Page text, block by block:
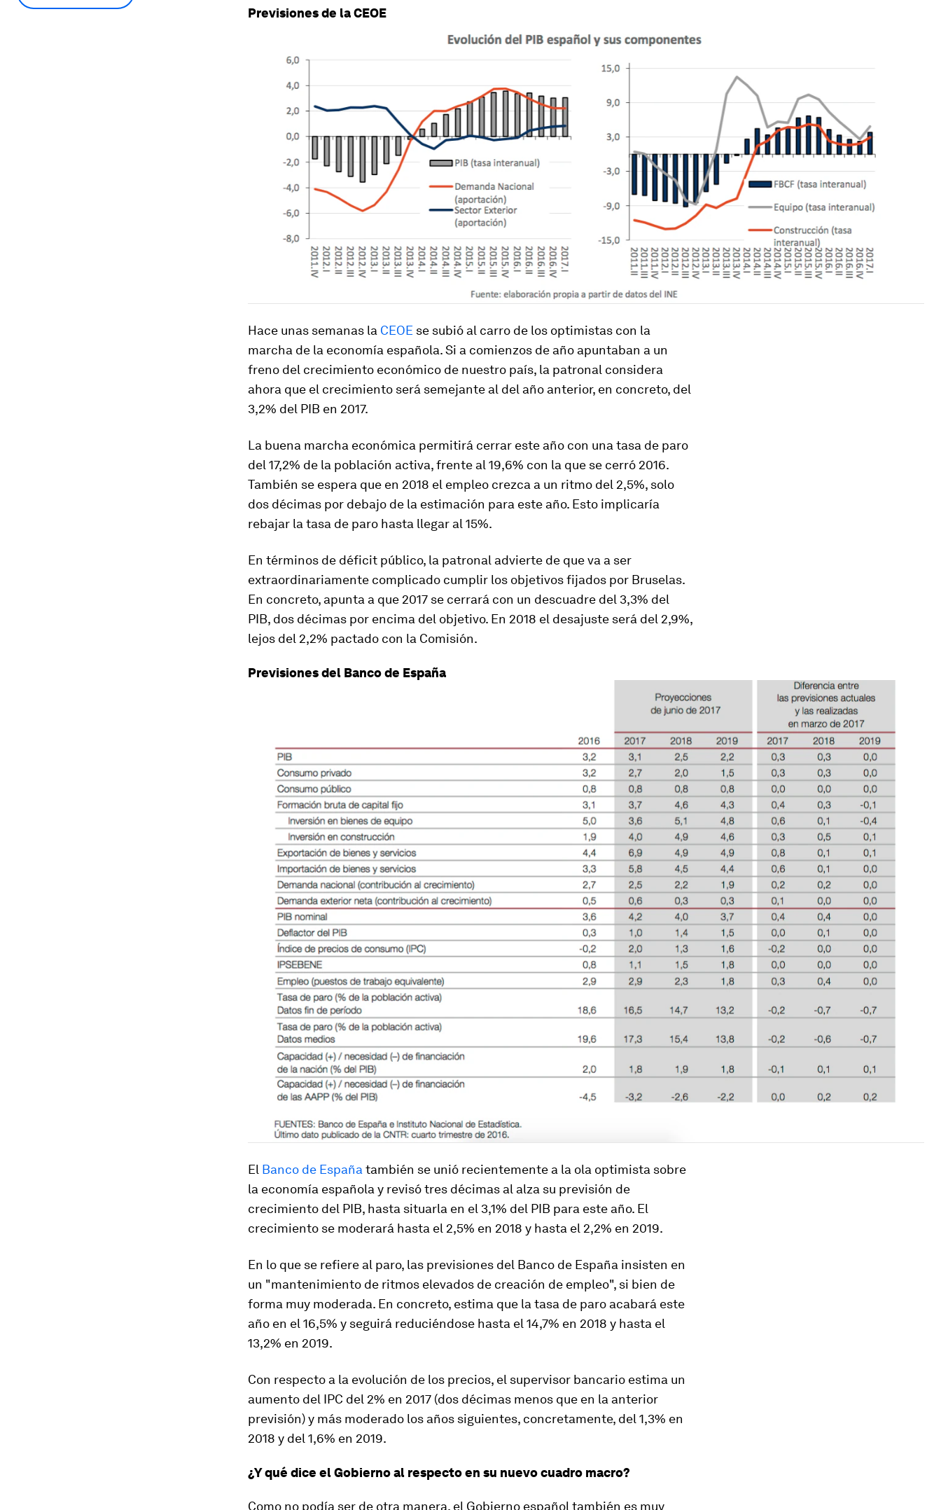
Previsiones de la CEOE
Hace unas semanas la CEOE se subió al carro de los optimistas con la
marcha de la economía española. Si a comienzos de año apuntaban a un
freno del crecimiento económico de nuestro país, la patronal considera
ahora que el crecimiento será semejante al del año anterior, en concreto, del
3,2% del PIB en 2017.
La buena marcha económica permitirá cerrar este año con una tasa de paro
del 17,2% de la población activa, frente al 19,6% con la que se cerró 2016.
También se espera que en 2018 el empleo crezca a un ritmo del 2,5%, solo
dos décimas por debajo de la estimación para este año. Esto implicaría
rebajar la tasa de paro hasta llegar al 15%.
En términos de déficit público, la patronal advierte de que va a ser
extraordinariamente complicado cumplir los objetivos fijados por Bruselas.
En concreto, apunta a que 2017 se cerrará con un descuadre del 3,3% del
PIB, dos décimas por encima del objetivo. En 2018 el desajuste será del 2,9%,
lejos del 2,2% pactado con la Comisión.
Previsiones del Banco de España
El Banco de España también se unió recientemente a la ola optimista sobre
la economía española y revisó tres décimas al alza su previsión de
crecimiento del PIB, hasta situarla en el 3,1% del PIB para este año. El
crecimiento se moderará hasta el 2,5% en 2018 y hasta el 2,2% en 2019.
En lo que se refiere al paro, las previsiones del Banco de España insisten en
un "mantenimiento de ritmos elevados de creación de empleo", si bien de
forma muy moderada. En concreto, estima que la tasa de paro acabará este
año en el 16,5% y seguirá reduciéndose hasta el 14,7% en 2018 y hasta el
13,2% en 2019.
Con respecto a la evolución de los precios, el supervisor bancario estima un
aumento del IPC del 2% en 2017 (dos décimas menos que en la anterior
previsión) y más moderado los años siguientes, concretamente, del 1,3% en
2018 y del 1,6% en 2019.
¿Y qué dice el Gobierno al respecto en su nuevo cuadro macro?
Como no podía ser de otra manera, el Gobierno español también es muy